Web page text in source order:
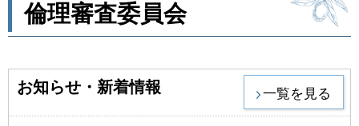
倫理審査委員会
お知らせ・新着情報 一覧を見る